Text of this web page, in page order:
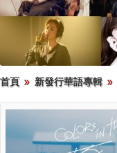
首頁 新發行華語專輯